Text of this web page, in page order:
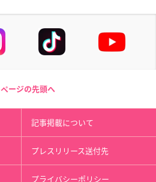
ページの先頭へ
記事掲載について
プレスリリース送付先
プライバシーポリシー